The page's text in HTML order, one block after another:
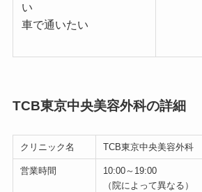
い
車で通いたい
TCB東京中央美容外科の詳細
クリニック名 TCB東京中央美容外科
営業時間
10:00～19:00
（院によって異なる）